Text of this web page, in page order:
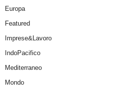
Europa
Featured
Imprese&Lavoro
IndoPacifico
Mediterraneo
Mondo